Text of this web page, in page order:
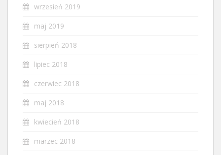
wrzesień 2019
maj 2019
sierpień 2018
lipiec 2018
czerwiec 2018
maj 2018
kwiecień 2018
marzec 2018